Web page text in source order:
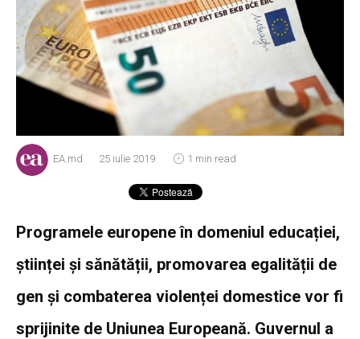
EA.md 25 iulie 2019 1 min read
Programele europene în domeniul educației,
științei și sănătății, promovarea egalității de
gen și combaterea violenței domestice vor fi
sprijinite de Uniunea Europeană. Guvernul a